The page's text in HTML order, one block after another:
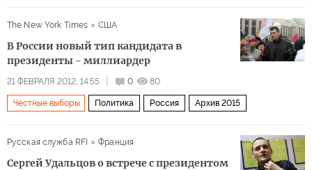
The New York Times США
В России новый тип кандидата в
президенты - миллиардер
21 ФЕВРАЛЯ 2012, 14:55 0 80
Честные выборы Политика Россия Архив 2015
Русская служба RFI Франция
Сергей Удальцов о встрече с президентом